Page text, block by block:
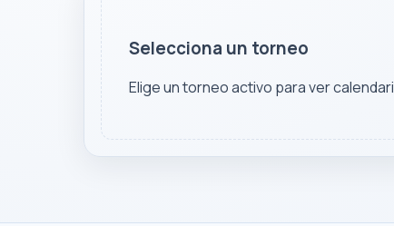
Selecciona un torneo
Elige un torneo activo para ver